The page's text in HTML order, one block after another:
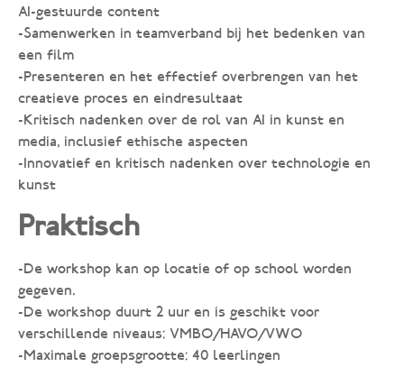
AI-gestuurde content
-Samenwerken in teamverband bij het bedenken van
een film
-Presenteren en het effectief overbrengen van het
creatieve proces en eindresultaat
-Kritisch nadenken over de rol van AI in kunst en
media, inclusief ethische aspecten
-Innovatief en kritisch nadenken over technologie en
kunst
Praktisch
-De workshop kan op locatie of op school worden
gegeven.
-De workshop duurt 2 uur en is geschikt voor
verschillende niveaus: VMBO/HAVO/VWO
-Maximale groepsgrootte: 40 leerlingen